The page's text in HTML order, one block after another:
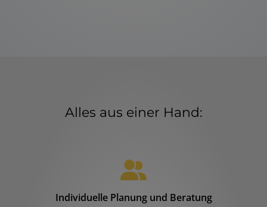
Alles aus einer Hand:
Individuelle Planung und Beratung